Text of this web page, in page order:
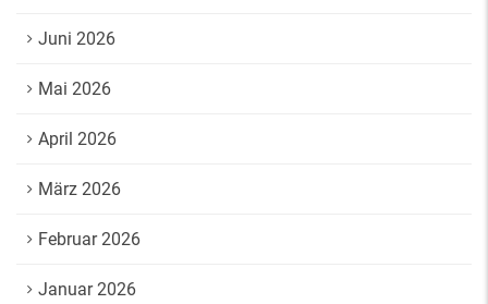
Juni 2026
Mai 2026
April 2026
März 2026
Februar 2026
Januar 2026